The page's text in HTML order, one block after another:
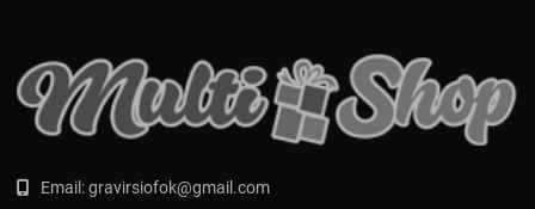
Email:gravirsiofok@gmail.com